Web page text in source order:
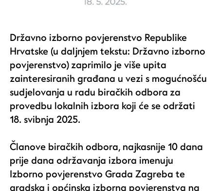
Državno izborno povjerenstvo Republike
Hrvatske (u daljnjem tekstu: Državno izborno
povjerenstvo) zaprimilo je više upita
zainteresiranih građana u vezi s mogućnošću
sudjelovanja u radu biračkih odbora za
provedbu lokalnih izbora koji će se održati
18. svibnja 2025.
Članove biračkih odbora, najkasnije 10 dana
prije dana održavanja izbora imenuju
Izborno povjerenstvo Grada Zagreba te
gradska i općinska izborna povjerenstva na